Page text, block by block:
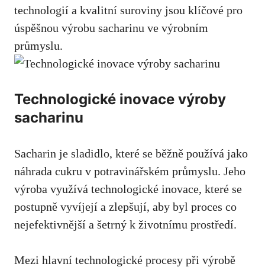
technologií a kvalitní‍ suroviny⁢ jsou klíčové⁢ pro ​
úspěšnou výrobu sacharinu ve výrobním
průmyslu.
Technologické inovace výroby
sacharinu
Sacharin⁣ je sladidlo, které ‍se běžně používá jako
náhrada cukru v potravinářském průmyslu.‌ Jeho
výroba využívá technologické inovace, které⁤ se
postupně vyvíjejí a zlepšují, ⁣aby byl proces ⁤co
nejefektivnější a šetrný k životnímu prostředí.
Mezi hlavní ⁢technologické procesy při výrobě